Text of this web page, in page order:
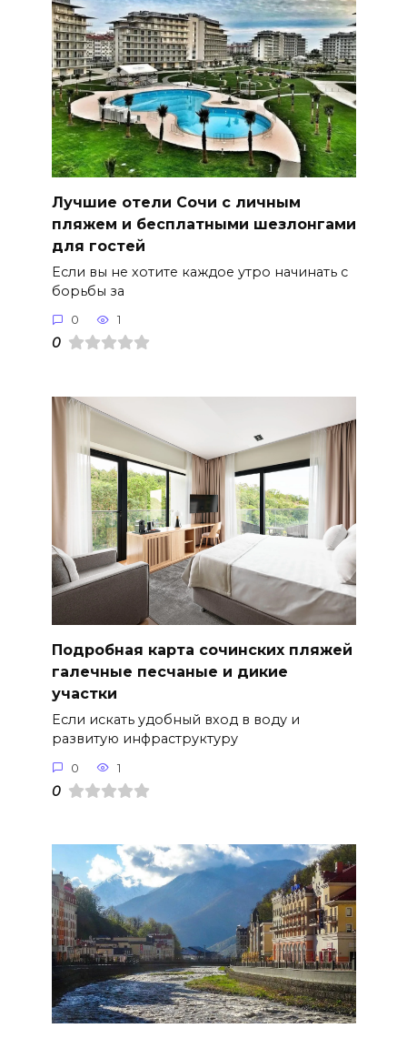
Лучшие отели Сочи с личным
пляжем и бесплатными шезлонгами
для гостей
Если вы не хотите каждое утро начинать с
борьбы за
0 1
0
Подробная карта сочинских пляжей
галечные песчаные и дикие
участки
Если искать удобный вход в воду и
развитую инфраструктуру
0 1
0